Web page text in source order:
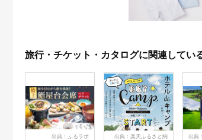
旅行・チケット・カタログに関連してい
出典：ふるラボ
出典：楽天ふるさと納
出典